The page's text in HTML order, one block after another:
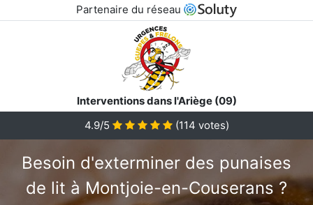
Partenaire du réseau
Interventions dans l'Ariège (09)
4.9/5 (114 votes)
Besoin d'exterminer des punaises
de lit à Montjoie-en-Couserans ?